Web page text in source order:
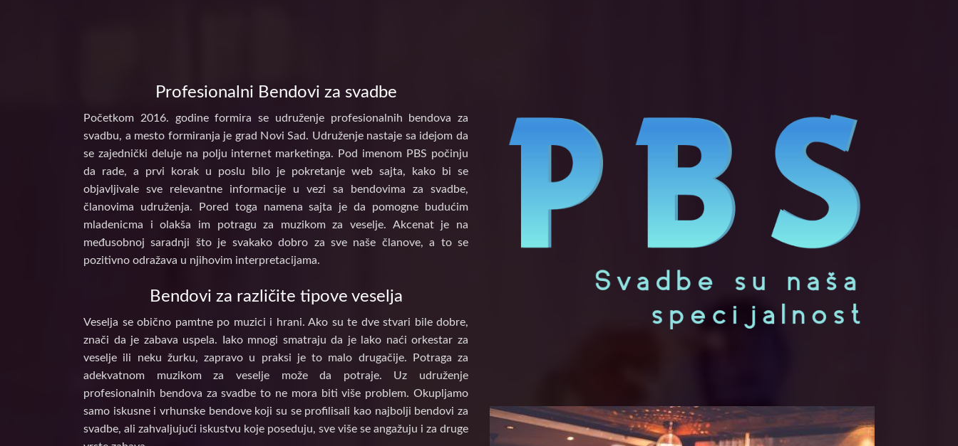
Profesionalni Bendovi za svadbe
Početkom 2016. godine formira se udruženje profesionalnih bendova za
svadbu, a mesto formiranja je grad Novi Sad. Udruženje nastaje sa idejom da
se zajednički deluje na polju internet marketinga. Pod imenom PBS počinju
da rade, a prvi korak u poslu bilo je pokretanje web sajta, kako bi se
objavljivale sve relevantne informacije u vezi sa bendovima za svadbe,
članovima udruženja. Pored toga namena sajta je da pomogne budućim
mladenicma i olakša im potragu za muzikom za veselje. Akcenat je na
međusobnoj saradnji što je svakako dobro za sve naše članove, a to se
pozitivno odražava u njihovim interpretacijama.
Bendovi za različite tipove veselja
Veselja se obično pamtne po muzici i hrani. Ako su te dve stvari bile dobre,
znači da je zabava uspela. Iako mnogi smatraju da je lako naći orkestar za
veselje ili neku žurku, zapravo u praksi je to malo drugačije. Potraga za
adekvatnom muzikom za veselje može da potraje. Uz udruženje
profesionalnih bendova za svadbe to ne mora biti više problem. Okupljamo
samo iskusne i vrhunske bendove koji su se profilisali kao najbolji bendovi za
svadbe, ali zahvaljujući iskustvu koje poseduju, sve više se angažuju i za druge